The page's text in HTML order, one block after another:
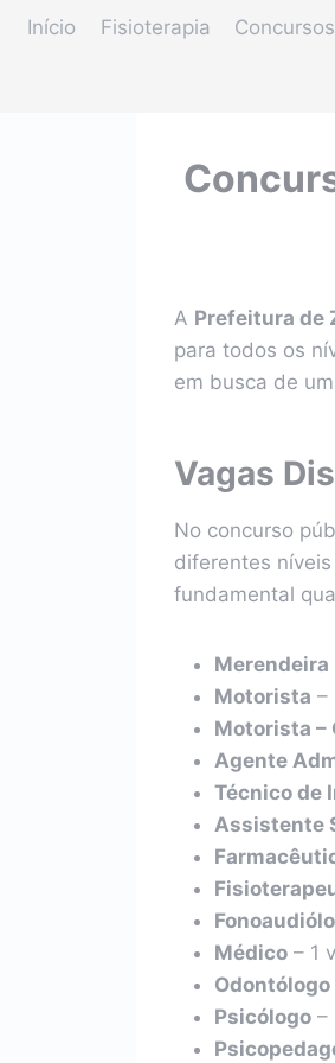
Início Fisioterapia
A Prefeitura de
para todos os
em busca de
Vagas
No concurso
diferentes
fundamental
Merendeira
Motorista –
Motorista –
Agente
Técnico de
Assistente
Médico – 1
Odontólogo
Psicólogo –